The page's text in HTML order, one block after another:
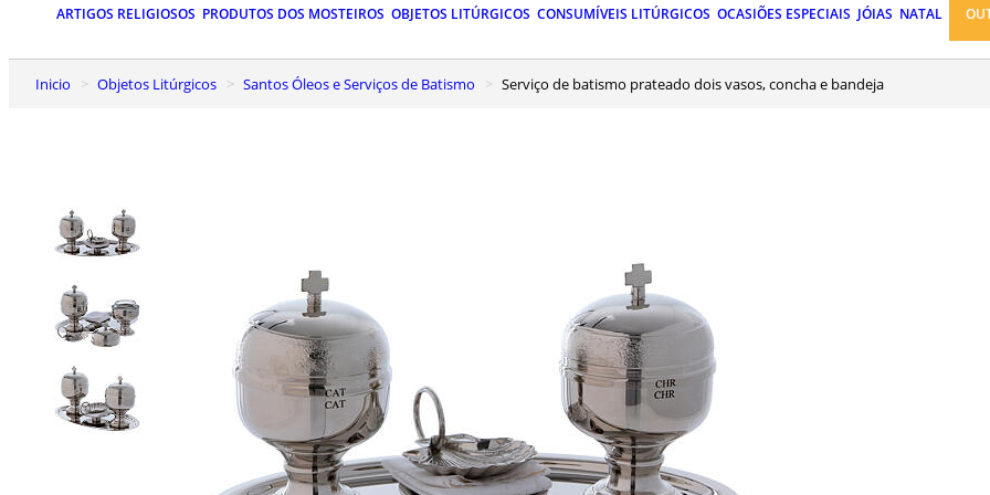
ARTIGOS RELIGIOSOS PRODUTOS DOS MOSTEIROS OBJETOS LITÚRGICOS CONSUMÍVEIS LITÚRGICOS OCASIÕES ESPECIAIS JÓIAS NATAL
Inicio Objetos Litúrgicos Santos Óleos e Serviços de Batismo Serviço de batismo prateado dois vasos, concha e bandeja